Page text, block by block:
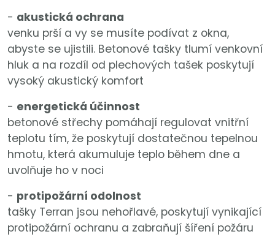
- akustická ochrana
venku prší a vy se musíte podívat z okna,
abyste se ujistili. Betonové tašky tlumí venkovní
hluk a na rozdíl od plechových tašek poskytují
vysoký akustický komfort
- energetická účinnost
betonové střechy pomáhají regulovat vnitřní
teplotu tím, že poskytují dostatečnou tepelnou
hmotu, která akumuluje teplo během dne a
uvolňuje ho v noci
- protipožární odolnost
tašky Terran jsou nehořlavé, poskytují vynikající
protipožární ochranu a zabraňují šíření požáru